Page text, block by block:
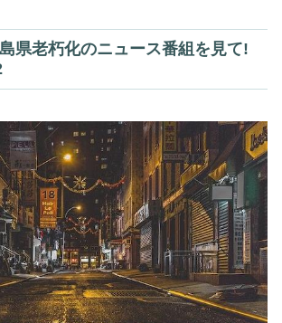
県老朽化のニュース番組を見て!